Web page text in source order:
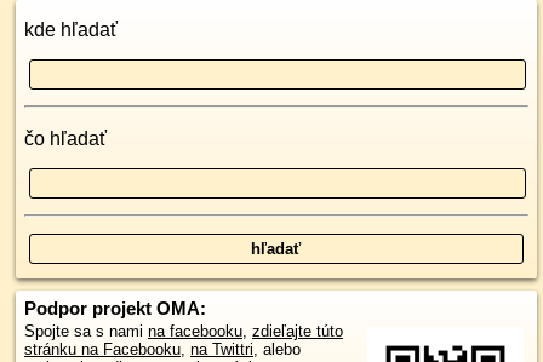
kde hľadať
čo hľadať
Podpor projekt OMA:
Spojte sa s nami na facebooku zdieľajte túto
stránku na Facebooku na Twittri , alebo